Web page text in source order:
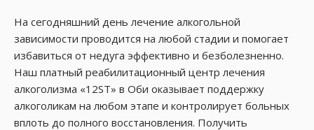
На сегодняшний день лечение алкогольной
зависимости проводится на любой стадии и помогает
избавиться от недуга эффективно и безболезненно.
Наш платный реабилитационный центр лечения
алкоголизма «12ST» в Оби оказывает поддержку
алкоголикам на любом этапе и контролирует больных
вплоть до полного восстановления. Получить